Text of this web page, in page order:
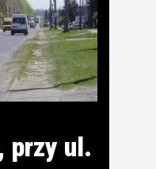
przy ul.